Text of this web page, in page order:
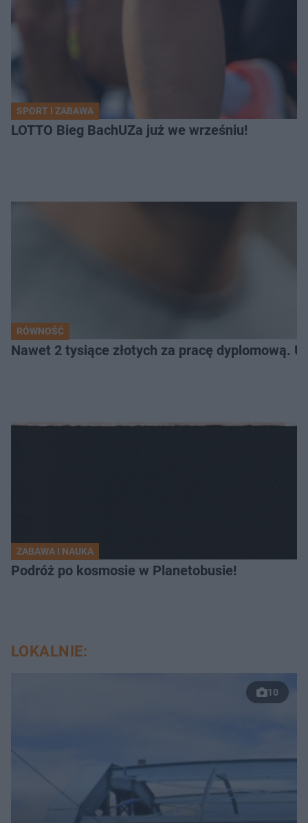
SPORT I ZABAWA
LOTTO Bieg BachUZa już we wrześniu!
RÓWNOŚĆ
Nawet 2 tysiące złotych za pracę dyplomową.
ZABAWA I NAUKA
Podróż po kosmosie w Planetobusie!
LOKALNIE:
10